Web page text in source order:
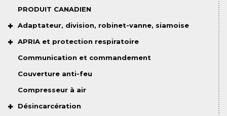
PRODUIT CANADIEN
Adaptateur, division, robinet-vanne, siamoise
APRIA et protection respiratoire
Communication et commandement
Couverture anti-feu
Compresseur à air
Désincarcération